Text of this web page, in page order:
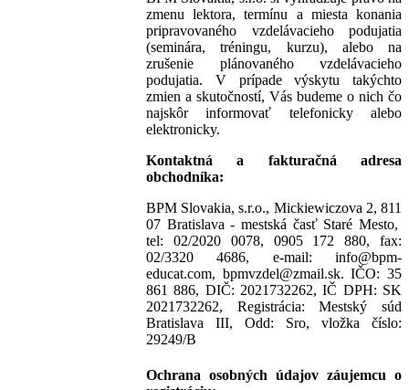
zmenu lektora, termínu a miesta konania
pripravovaného vzdelávacieho podujatia
(seminára, tréningu, kurzu), alebo na
zrušenie plánovaného vzdelávacieho
podujatia. V prípade výskytu takýchto
zmien a skutočností, Vás budeme o nich čo
najskôr informovať telefonicky alebo
elektronicky.
Kontaktná a fakturačná adresa
obchodníka:
BPM Slovakia, s.r.o., Mickiewiczova 2, 811
07 Bratislava - mestská časť Staré Mesto,
tel: 02/2020 0078, 0905 172 880, fax:
02/3320 4686, e-mail: info@bpm-
educat.com, bpmvzdel@zmail.sk. IČO: 35
861 886, DIČ: 2021732262, IČ DPH: SK
2021732262, Registrácia: Mestský súd
Bratislava III, Odd: Sro, vložka číslo:
29249/B
Ochrana osobných údajov záujemcu o